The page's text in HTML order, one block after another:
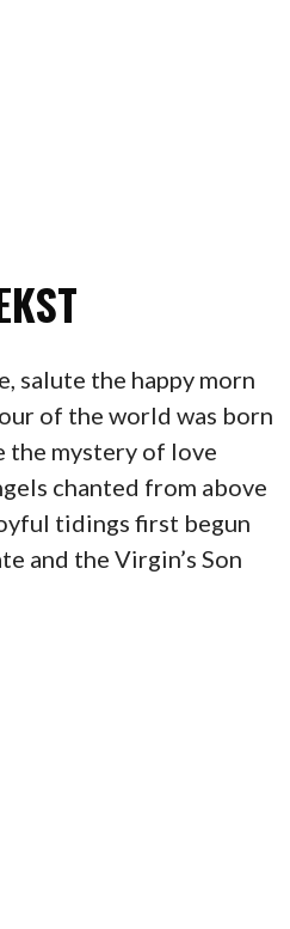
salute the happy morn
of the world was born
the mystery of love
chanted from above
tidings first begun
and the Virgin’s Son